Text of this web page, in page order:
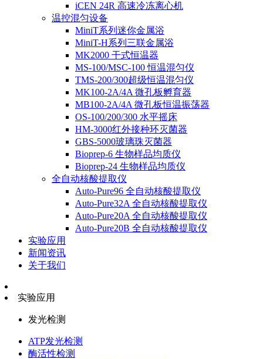
iCEN 24R 高速冷冻离心机
温控混匀设备
MiniT系列迷你金属浴
MiniT-H系列三联金属浴
MK2000 干式恒温器
MS-100/MSC-100 恒温混匀仪
TMS-200/300超级恒温混匀仪
MK100-2A/4A 微孔板孵育器
MB100-2A/4A 微孔板恒温振荡器
OS-100/200/300 水平摇床
HM-3000红外接种环灭菌器
GBS-5000玻璃珠灭菌器
Bioprep-6 生物样品均质仪
Bioprep-24 生物样品均质仪
全自动核酸提取仪
Auto-Pure96 全自动核酸提取仪
Auto-Pure32A 全自动核酸提取仪
Auto-Pure20A 全自动核酸提取仪
Auto-Pure20B 全自动核酸提取仪
实验应用
新闻资讯
关于我们
实验应用
发光检测
ATP发光检测
酶活性检测